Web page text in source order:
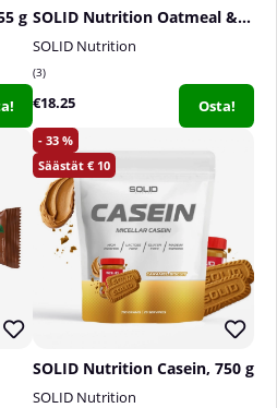
g SOLID Nutrition Oatmeal & Protein Mix, 750 g
SOLID Nutrition
3
€18.25 Osta!
33
10
SOLID Nutrition Casein, 750 g
SOLID Nutrition